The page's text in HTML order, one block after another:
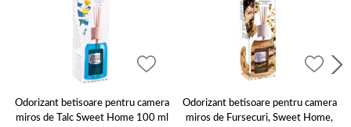
Odorizant betisoare pentru camera
miros de Talc Sweet Home 100 ml
Odorizant betisoare pentru camera
miros de Fursecuri, Sweet Home,